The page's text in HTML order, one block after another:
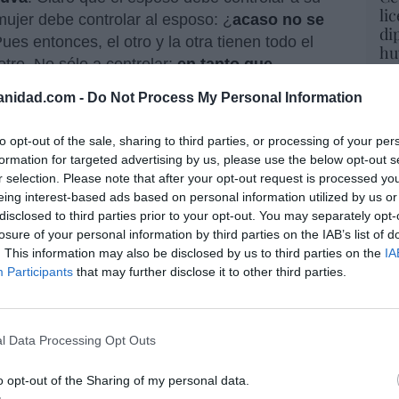
- Do Not Process My Personal Information
opt-out of the sale, sharing to third parties, or processing of your
for targeted advertising by us, please use the below opt-out
selection. Please note that after your opt-out request is processed
interest-based ads based on personal information utilized by us
to third parties prior to your opt-out. You may separately
of your personal information by third parties on the IAB’s list of
This information may also be disclosed by us to third parties on the
Participants that may further disclose it to other third parties.
Data Processing Opt Outs
opt-out of the Sharing of my personal data.
debe controlar al esposo: ¿ acaso no se
entonces, el otro y la otra tienen todo el
No sólo a controlar:en tanto que
casado debe vivir para satisfacer a su
que del hombre (en tal caso el varón
resumía la ironía deClive Lewis: "Es
Siempre puedes distinguir a los
".Perola ideología de génerotiene raíces
de más peligrosas. Las feministas hablan
la mujer. ¿Y eso por qué? ¿Qué tiene que
? El amor es donación pero el poder es…
poder es un derecho
no se trata, o no debe tratarse, de poder,
tu